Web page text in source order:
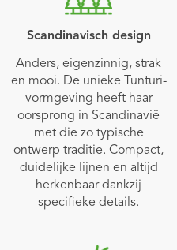
Scandinavisch design
Anders, eigenzinnig, strak
en mooi. De unieke Tunturi-
vormgeving heeft haar
oorsprong in Scandinavië
met die zo typische
ontwerp traditie. Compact,
duidelijke lijnen en altijd
herkenbaar dankzij
specifieke details.